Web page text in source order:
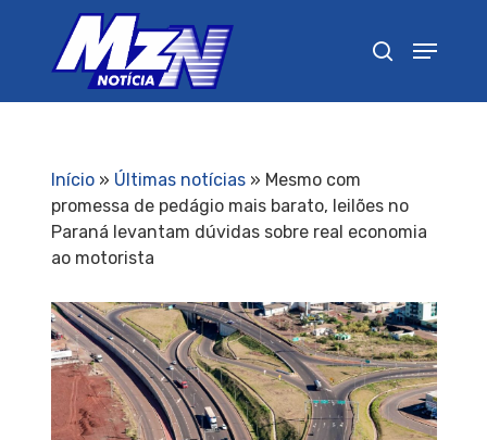
Início» Últimas notícias» Mesmo com
promessa de pedágio mais barato, leilões no
Paraná levantam dúvidas sobre real economia
ao motorista